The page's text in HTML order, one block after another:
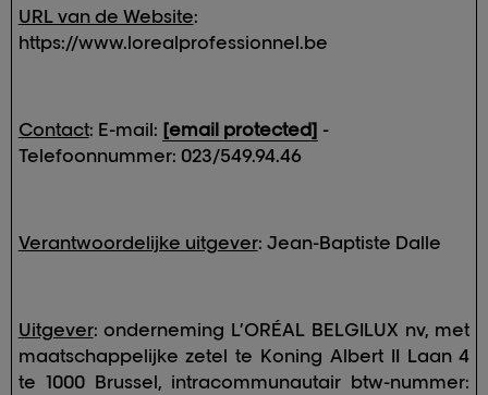
URL van de Website:
https://www.lorealprofessionnel.be
Contact: E-mail: [email protected] -
Telefoonnummer: 023/549.94.46
Verantwoordelijke uitgever: Jean-Baptiste Dalle
Uitgever: onderneming L’ORÉAL BELGILUX nv, met
maatschappelijke zetel te Koning Albert II Laan 4
te 1000 Brussel, intracommunautair btw-nummer: